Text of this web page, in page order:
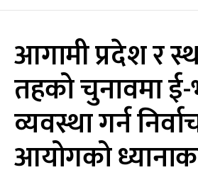
आगामी प्रदेश र
तहको चुनावमा
व्यवस्था गर्न
आयोगको